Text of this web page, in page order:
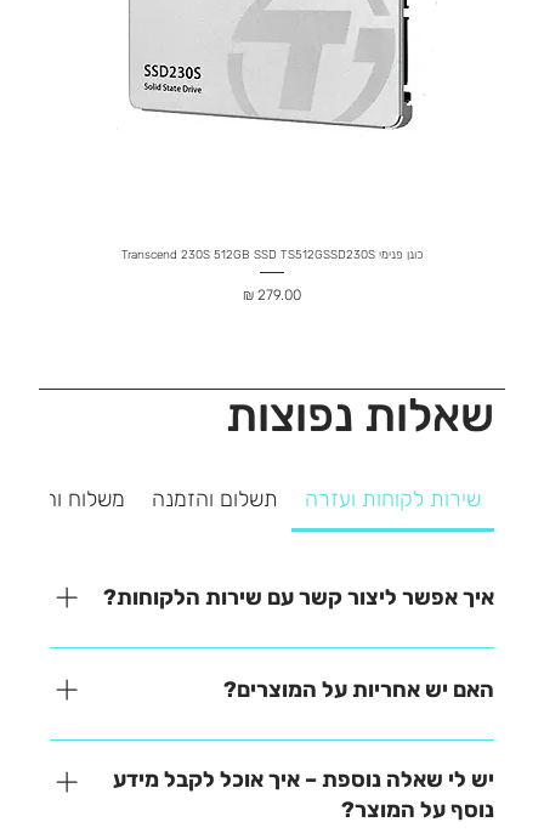
כונן פנימי Transcend 230S 512GB SSD TS512GSSD230S
מחיר
שאלות נפוצות
שירות לקוחות ועזרה תשלום והזמנה משלוח
איך אפשר ליצור קשר עם שירות הלקוחות?
אנחנו כאן כדי לעזור! ניתן ליצור איתנו קשר בקלות דרך
אחת מהאפשרויות הבאות: - בטלפון – 03-641-6555 -
contact@zrazi.co.il נשמח לענות על כל שאלה ולעזור
לכם בכל נושא!
האם יש אחריות על המוצרים?
האחריות משתנה בהתאם לכל מוצר – תוכלו למצוא את כל
הפרטים בתיאור המוצר בעמוד הרכישה. לכל שאלה
נוספת, אנחנו כאן לעזור!
יש לי שאלה נוספת – איך אוכל לקבל מידע
נוסף על המוצר?